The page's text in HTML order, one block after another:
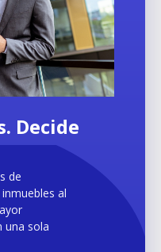
Decide
de
al
una sola